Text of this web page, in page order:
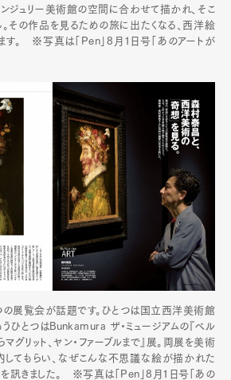
ンジュリー美術館の空間に合わせて描かれ、そこ
。その作品を見るための旅に出たくなる、西洋絵
。 ※写真は「Pen」8月1日号「あのアートが
の展覧会が話題です。ひとつは国立西洋美術館
うひとつはBunkamura ザ・ミュージアムの『ベル
リット、ヤン・ファーブルまで』展。両展を美術
てもらい、なぜこんな不思議な絵が描かれた
訊きました。 ※写真は「Pen」8月1日号「あの